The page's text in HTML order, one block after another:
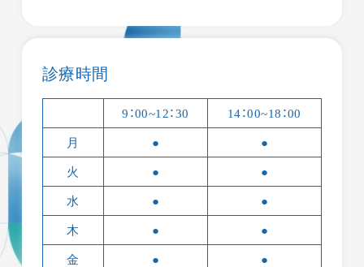
診療時間
9：00~12：30 14：00~18：00
月 ● ●
火 ● ●
水 ● ●
木 ● ●
金 ● ●